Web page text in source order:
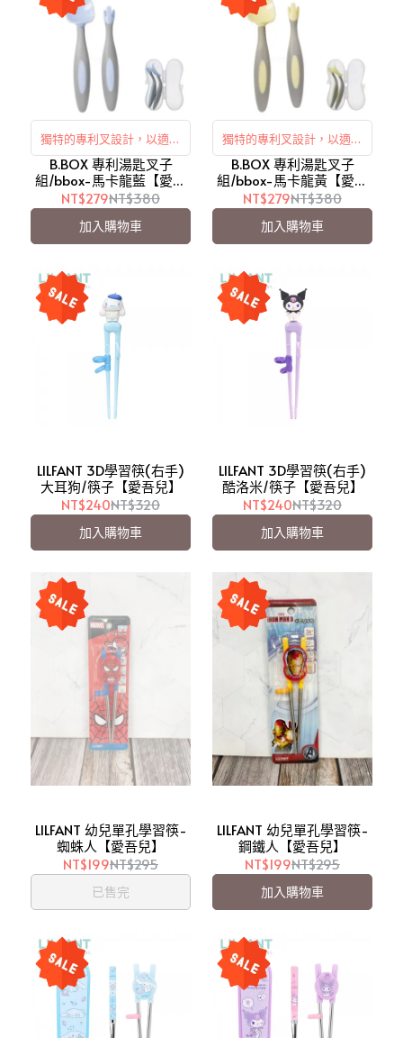
獨特的專利叉設計，以適應
寶寶小口的大小與形狀
B.BOX 專利湯匙叉子
組/bbox-馬卡龍藍【愛吾
兒】
NT$279NT$380
加入購物車
獨特的專利叉設計，以適應
寶寶小口的大小與形狀
B.BOX 專利湯匙叉子
組/bbox-馬卡龍黃【愛吾
兒】
NT$279NT$380
加入購物車
LILFANT 3D學習筷(右手)
大耳狗/筷子【愛吾兒】
NT$240NT$320
加入購物車
LILFANT 3D學習筷(右手)
酷洛米/筷子【愛吾兒】
NT$240NT$320
加入購物車
LILFANT 幼兒單孔學習筷-
蜘蛛人【愛吾兒】
NT$199NT$295
已售完
LILFANT 幼兒單孔學習筷-
鋼鐵人【愛吾兒】
NT$199NT$295
加入購物車